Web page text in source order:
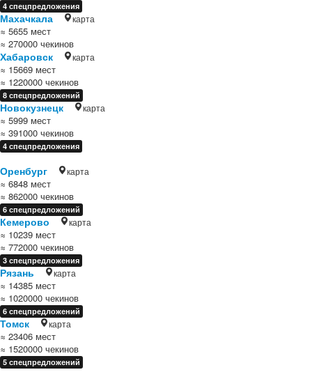
4 спецпредложения
Махачкала карта
≈ 5655 мест
≈ 270000 чекинов
Хабаровск карта
≈ 15669 мест
≈ 1220000 чекинов
8 спецпредложений
Новокузнецк карта
≈ 5999 мест
≈ 391000 чекинов
4 спецпредложения
Оренбург карта
≈ 6848 мест
≈ 862000 чекинов
6 спецпредложений
Кемерово карта
≈ 10239 мест
≈ 772000 чекинов
3 спецпредложения
Рязань карта
≈ 14385 мест
≈ 1020000 чекинов
6 спецпредложений
Томск карта
≈ 23406 мест
≈ 1520000 чекинов
5 спецпредложений